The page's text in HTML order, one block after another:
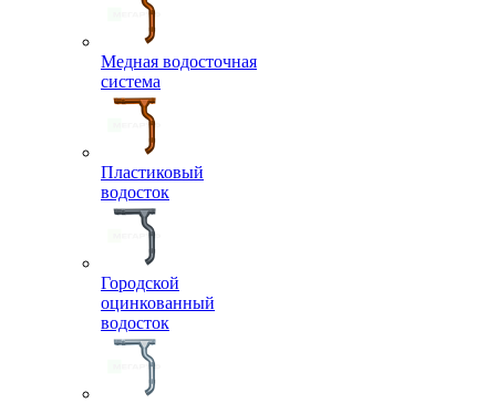
Медная водосточная
система
Пластиковый
водосток
Городской
оцинкованный
водосток